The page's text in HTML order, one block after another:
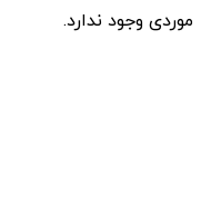
موردی وجود ندارد.